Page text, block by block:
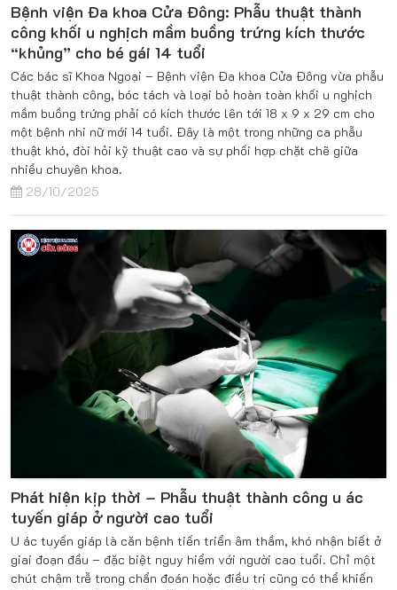
Bệnh viện Đa khoa Cửa Đông: Phẫu thuật thành
công khối u nghịch mầm buồng trứng kích thước
“khủng” cho bé gái 14 tuổi
Các bác sĩ Khoa Ngoại – Bệnh viện Đa khoa Cửa Đông vừa phẫu
thuật thành công, bóc tách và loại bỏ hoàn toàn khối u nghịch
mầm buồng trứng phải có kích thước lên tới 18 x 9 x 29 cm cho
một bệnh nhi nữ mới 14 tuổi. Đây là một trong những ca phẫu
thuật khó, đòi hỏi kỹ thuật cao và sự phối hợp chặt chẽ giữa
nhiều chuyên khoa.
28/10/2025
Phát hiện kịp thời – Phẫu thuật thành công u ác
tuyến giáp ở người cao tuổi
U ác tuyến giáp là căn bệnh tiến triển âm thầm, khó nhận biết ở
giai đoạn đầu – đặc biệt nguy hiểm với người cao tuổi. Chỉ một
chút chậm trễ trong chẩn đoán hoặc điều trị cũng có thể khiến